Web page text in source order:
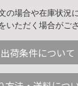
の場合や在庫状況
いただく場合がご
荷条件について